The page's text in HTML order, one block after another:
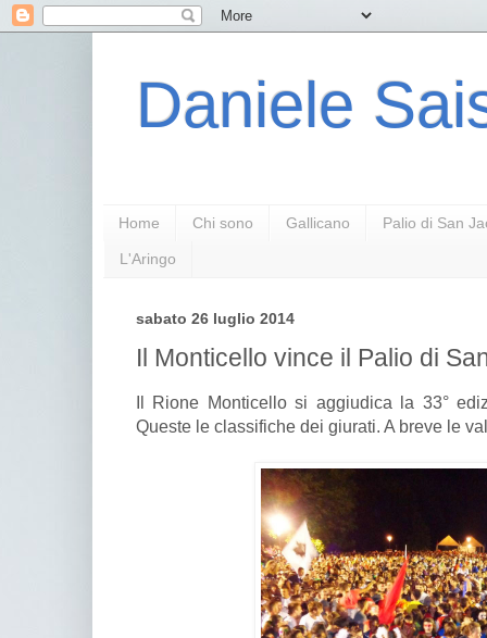
Daniele
Home Chi sono Gallicano Palio di San
L'Aringo
sabato 26 luglio 2014
Il Monticello vince il Palio di
Il Rione Monticello si aggiudica la 33°
Queste le classifiche dei giurati. A breve le